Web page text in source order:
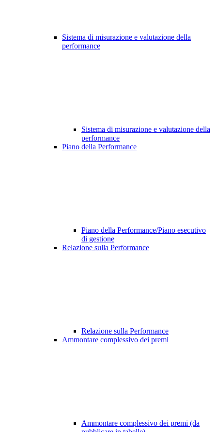
Sistema di misurazione e valutazione della
performance
Sistema di misurazione e valutazione della
performance
Piano della Performance
Piano della Performance/Piano esecutivo
di gestione
Relazione sulla Performance
Relazione sulla Performance
Ammontare complessivo dei premi
Ammontare complessivo dei premi (da